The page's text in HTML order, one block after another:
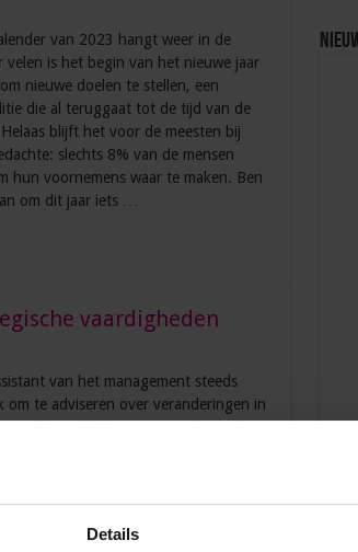
Details
van 2023 hangt weer in de
velen is het begin van het nieuwe jaar
nieuwe doelen te stellen, een
die al teruggaat tot de tijd van de
blijft het voor de meesten bij
slechts 8% van de mensen
hun voornemens waar te maken. Ben
om dit jaar iets …
vaardigheden
van het management steeds
om te adviseren over veranderingen in
rol hierin. Strategisch partner van